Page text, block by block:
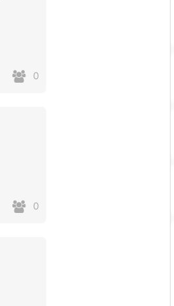
0
0